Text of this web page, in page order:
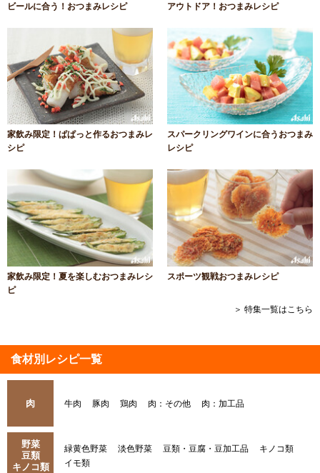
ビールに合う！おつまみレシピ アウトドア！おつまみレシピ
家飲み限定！ぱぱっと作るおつまみレ
シピ
スパークリングワインに合うおつまみ
レシピ
家飲み限定！夏を楽しむおつまみレシ
ピ
スポーツ観戦おつまみレシピ
＞ 特集一覧はこちら
食材別レシピ一覧
肉 牛肉 豚肉 鶏肉 肉：その他 肉：加工品
野菜
豆類
キノコ類
緑黄色野菜 淡色野菜 豆類・豆腐・豆加工品
キノコ類
イモ類